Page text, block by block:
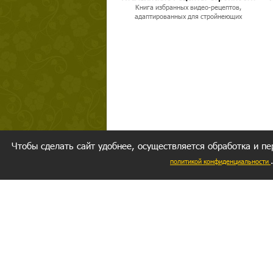
Книга избранных видео-рецептов,
адаптированных для стройнеющих
Чтобы сделать сайт удобнее, осуществляется обработка и
политикой конфиденциальности